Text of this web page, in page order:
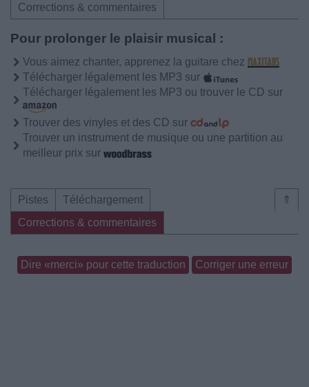
Corrections & commentaires
Pour prolonger le plaisir musical :
Vous aimez chanter, apprenez la guitare chez
Télécharger légalement les MP3 sur
Télécharger légalement les MP3 ou trouver le CD sur
Trouver des vinyles et des CD sur
Trouver un instrument de musique ou une partition au
meilleur prix sur
⇑
Pistes
Téléchargement
Corrections & commentaires
Dire «merci» pour cette traduction Corriger une erreur